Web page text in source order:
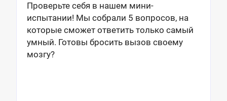
Проверьте себя в нашем мини-
испытании! Мы собрали 5 вопросов, на
которые сможет ответить только самый
умный. Готовы бросить вызов своему
мозгу?